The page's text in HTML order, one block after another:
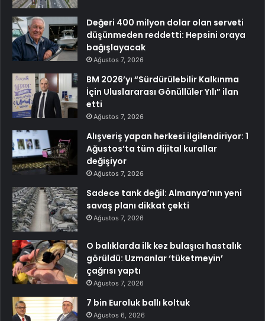
Değeri 400 milyon dolar olan serveti
düşünmeden reddetti: Hepsini oraya
bağışlayacak
Ağustos 7, 2026
BM 2026’yı “Sürdürülebilir Kalkınma
İçin Uluslararası Gönüllüler Yılı” ilan
etti
Ağustos 7, 2026
Alışveriş yapan herkesi ilgilendiriyor: 1
Ağustos’ta tüm dijital kurallar
değişiyor
Ağustos 7, 2026
Sadece tank değil: Almanya’nın yeni
savaş planı dikkat çekti
Ağustos 7, 2026
O balıklarda ilk kez bulaşıcı hastalık
görüldü: Uzmanlar ‘tüketmeyin’
çağrısı yaptı
Ağustos 7, 2026
7 bin Euroluk ballı koltuk
Ağustos 6, 2026